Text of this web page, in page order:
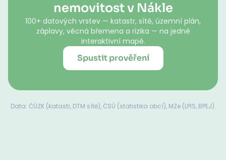
nemovitost v Nákle
100+ datových vrstev — katastr, sítě, územní plán,
záplavy, věcná břemena a rizika — na jedné
interaktivní mapě.
Spustit prověření
Data: ČÚZK (katastr, DTM sítě), ČSÚ (statistika obcí), MZe (LPIS, BPEJ).